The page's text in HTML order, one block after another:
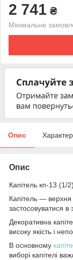
2 741 ₴
Мінімальне
Опис
Опис
Капітель кп-13 (1/2)
Капітель ―
застосовуватися в
Декоративна
високу якість і
В основному
виборі капітелі